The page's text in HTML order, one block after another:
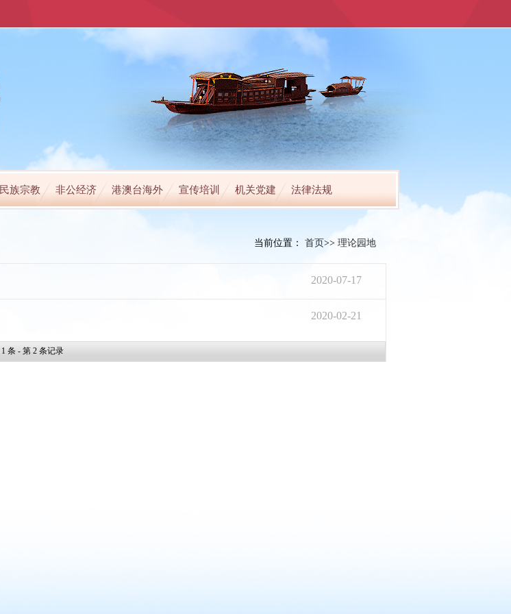
民族宗教 非公经济 港澳台海外 宣传培训 机关党建 法律法规
当前位置： 首页>> 理论园地
2020-07-17
2020-02-21
1 条 - 第 2 条记录